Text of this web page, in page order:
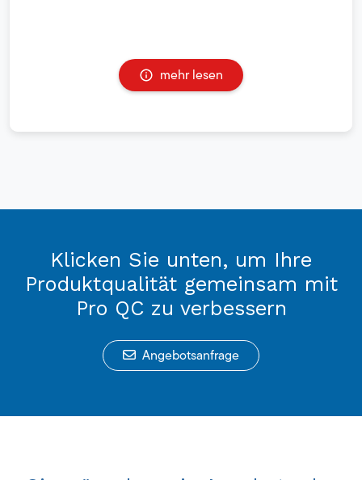
mehr lesen
Klicken Sie unten, um Ihre
Produktqualität gemeinsam mit
Pro QC zu verbessern
Angebotsanfrage